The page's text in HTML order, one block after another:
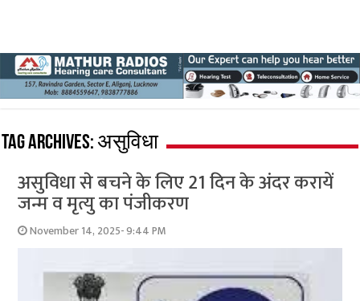
Tag Archives:असुविधा
असुविधा से बचने के लिए 21 दिन के अंदर करायें
जन्म व मृत्यु का पंजीकरण
November 14, 2025- 9:44 PM